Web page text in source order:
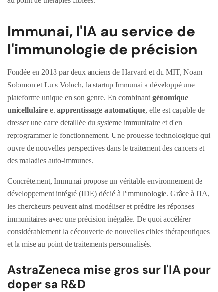
Immunai, l'IA au service de
l'immunologie de précision
Fondée en 2018 par deux anciens de Harvard et du MIT, Noam
Solomon et Luis Voloch, la startup Immunai a développé une
plateforme unique en son genre. En combinant génomique
unicellulaire et apprentissage automatique, elle est capable de
dresser une carte détaillée du système immunitaire et d'en
reprogrammer le fonctionnement. Une prouesse technologique qui
ouvre de nouvelles perspectives dans le traitement des cancers et
des maladies auto-immunes.
Concrètement, Immunai propose un véritable environnement de
développement intégré (IDE) dédié à l'immunologie. Grâce à l'IA,
les chercheurs peuvent ainsi modéliser et prédire les réponses
immunitaires avec une précision inégalée. De quoi accélérer
considérablement la découverte de nouvelles cibles thérapeutiques
et la mise au point de traitements personnalisés.
AstraZeneca mise gros sur l'IA pour
doper sa R&D